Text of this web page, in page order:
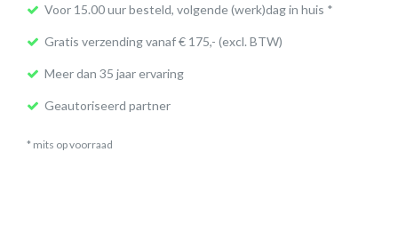
Voor 15.00 uur besteld, volgende (werk)dag in huis *
Gratis verzending vanaf € 175,- (excl. BTW)
Meer dan 35 jaar ervaring
Geautoriseerd partner
* mits op voorraad